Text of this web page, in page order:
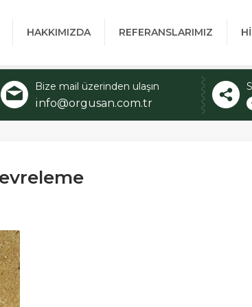
HAKKIMIZDA REFERANSLARIMIZ
Bize mail üzerinden ulaşın
info@orgusan.com.tr